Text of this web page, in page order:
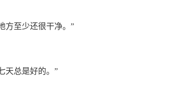
方至少还很干净。”
天总是好的。”